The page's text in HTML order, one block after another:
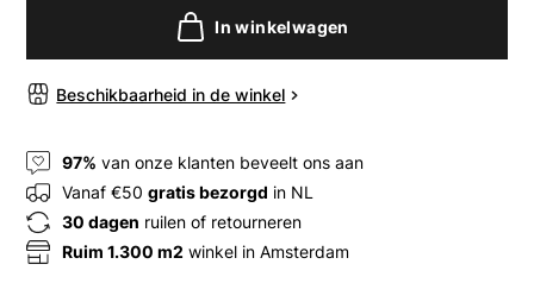
In winkelwagen
Beschikbaarheid in de winkel
97% van onze klanten beveelt ons aan
Vanaf €50gratis bezorgd in NL
30 dagen ruilen of retourneren
Ruim 1.300 m2 winkel in Amsterdam